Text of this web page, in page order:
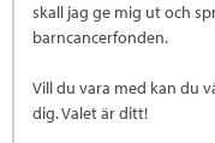
skall jag ge mig ut och
barncancerfonden.
Vill du vara med kan du
dig. Valet är ditt!